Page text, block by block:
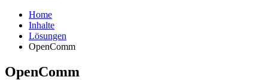
Home
Inhalte
Lösungen
OpenComm
OpenComm